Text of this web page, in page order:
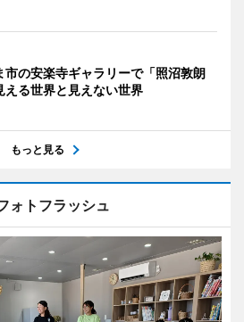
市の安楽寺ギャラリーで「照沼敦朗
る世界と見えない世界
もっと見る
ォトフラッシュ